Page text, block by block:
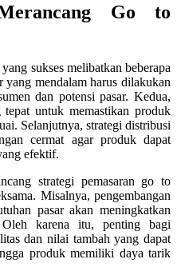
Go to
sukses melibatkan beberapa
yang mendalam harus dilakukan
dan potensi pasar. Kedua,
tepat untuk memastikan produk
Selanjutnya, strategi distribusi
cermat agar produk dapat
efektif.
strategi pemasaran go to
Misalnya, pengembangan
pasar akan meningkatkan
karena itu, penting bagi
dan nilai tambah yang dapat
produk memiliki daya tarik